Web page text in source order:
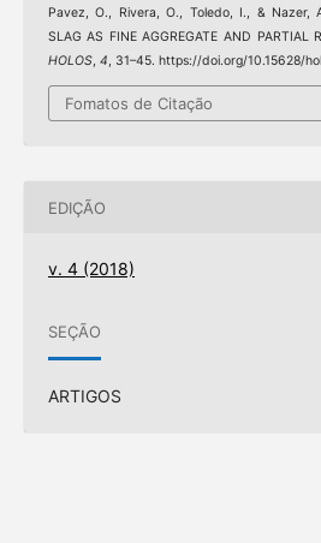
Pavez, O., Rivera, O., Toledo, I., & Nazer,
SLAG AS FINE AGGREGATE AND PARTIAL
HOLOS, 4, 31–45. https://doi.org/10.15628/
Fomatos de Citação
EDIÇÃO
v. 4 (2018)
SEÇÃO
ARTIGOS